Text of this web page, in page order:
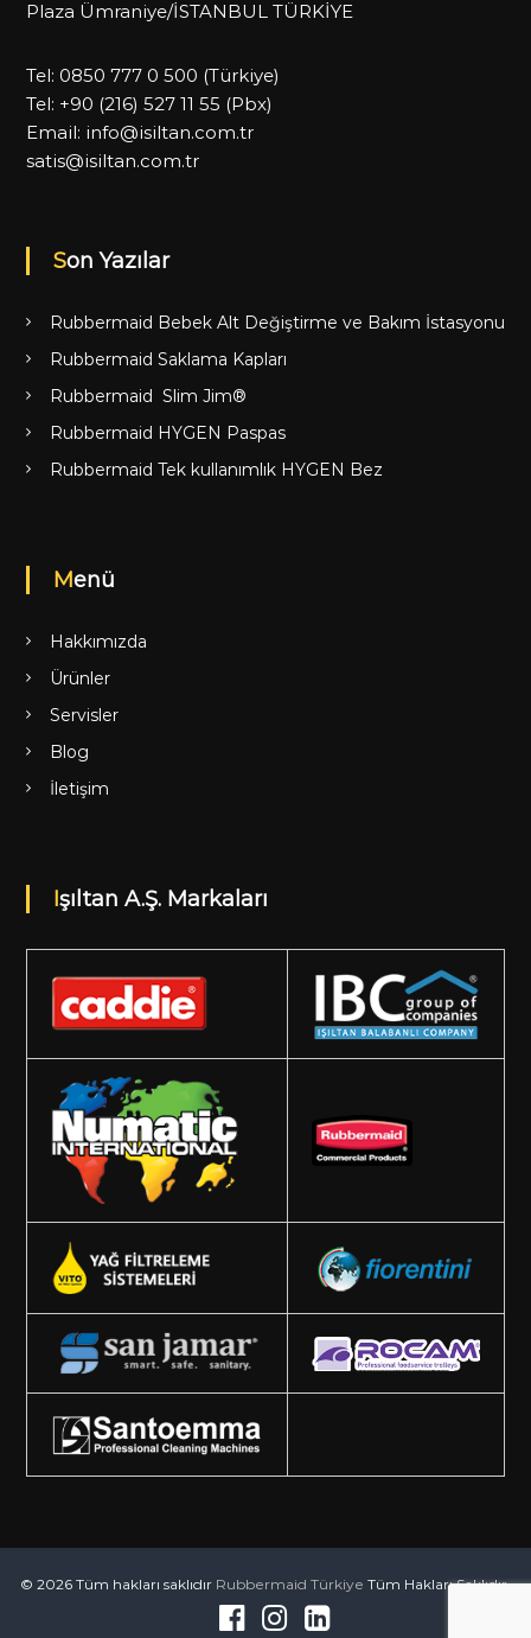
Plaza Ümraniye/İSTANBUL TÜRKİYE
Tel: 0850 777 0 500 (Türkiye)
Tel: +90 (216) 527 11 55 (Pbx)
Email: info@isiltan.com.tr
satis@isiltan.com.tr
Son Yazılar
Rubbermaid Bebek Alt Değiştirme ve Bakım İstasyonu
Rubbermaid Saklama Kapları
Rubbermaid Slim Jim®
Rubbermaid HYGEN Paspas
Rubbermaid Tek kullanımlık HYGEN Bez
Menü
Hakkımızda
Ürünler
Servisler
Blog
İletişim
Işıltan A.Ş. Markaları
© 2026 Tüm hakları saklıdır Rubbermaid Türkiye Tüm Hakları Saklıdır.